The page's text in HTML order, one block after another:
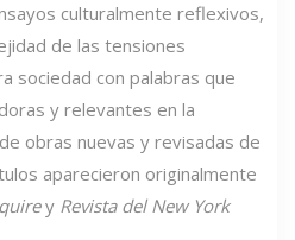
culturalmente reflexivos,
de las tensiones
sociedad con palabras que
y relevantes en la
obras nuevas y revisadas de
aparecieron originalmente
y Revista del New York